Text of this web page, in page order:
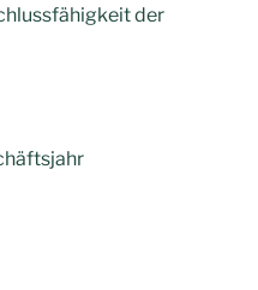
der